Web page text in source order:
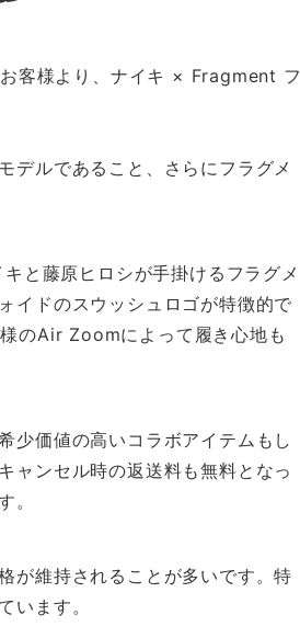
客様より、ナイキ × Fragment フ
デルであること、さらにフラグメ
と藤原ヒロシが手掛けるフラグメ
イドのスウッシュロゴが特徴的で
のAir Zoomによって履き心地も
少価値の高いコラボアイテムもし
ャンセル時の返送料も無料となっ
。
が維持されることが多いです。特
います。